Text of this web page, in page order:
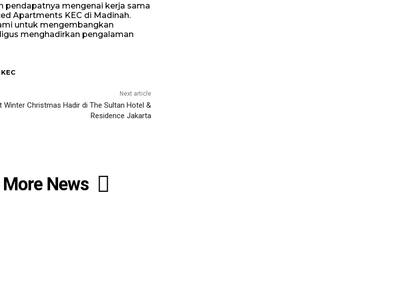
pendapatnya mengenai kerja sama
Apartments KEC di Madinah.
untuk mengembangkan
menghadirkan pengalaman
Next article
Winter Christmas Hadir di The Sultan Hotel &
Residence Jakarta
More News